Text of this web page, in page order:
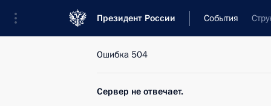
Президент России События
Ошибка 504
Сервер не отвечает.